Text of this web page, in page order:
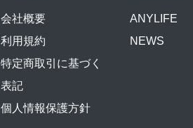
会社概要
利用規約
特定商取引に基づく
表記
個人情報保護方針
ANYLIFE
NEWS